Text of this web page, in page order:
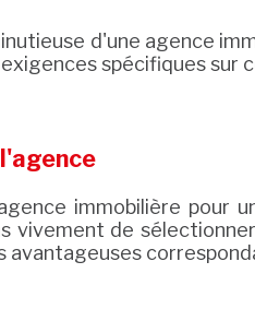
d'une agence
spécifiques sur
immobilière pour
vivement de
avantageuses